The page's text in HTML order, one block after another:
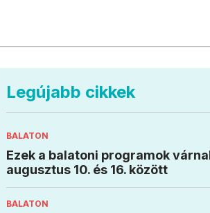
Legújabb cikkek
BALATON
Ezek a balatoni programok
augusztus 10. és 16. között
BALATON